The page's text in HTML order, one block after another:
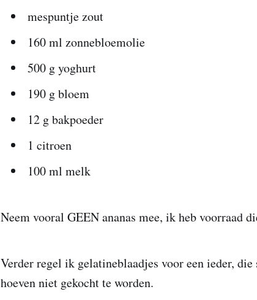
mespuntje zout
160 ml zonnebloemolie
500 g yoghurt
190 g bloem
12 g bakpoeder
1 citroen
100 ml melk
Neem vooral GEEN ananas mee, ik heb voorraad
Verder regel ik gelatineblaadjes voor een ieder,
hoeven niet gekocht te worden.